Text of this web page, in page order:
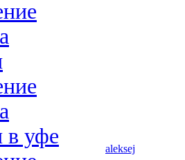
в уфе
aleksej